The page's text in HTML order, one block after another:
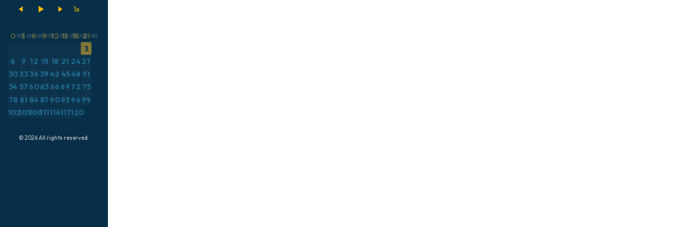
ICON ドイツ 2 km
オーストリア
ギリシャ
スカンジナビア
スペイン
シャル高度
気温異常（2m）
気温異常（850hPa）
気温（500hPa）
積雪深
0:003 :006:009:0012:00
15 :00
18:00
21:00
3
6 9 12 15 18 21 2427
30 33 36 39 42 4548 51
54 57 6063 66 69 72 75
78 81 84 87 9093 96 99
102105108111114117120
© 2026 All rights reserved.